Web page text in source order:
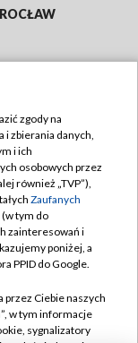
zgody na
i zbierania danych,
i ich
osobowych przez
również „TVP”),
Zaufanych
tym do
zainteresowań i
poniżej, a
PPID do Google.
przez Ciebie naszych
w tym informacje
sygnalizatory